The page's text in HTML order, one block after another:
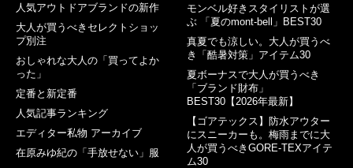
人気アウトドアブランドの新作
大人が買うべきセレクトショッ
プ別注
おしゃれな大人の「買ってよか
った」
定番と新定番
人気記事ランキング
エディター私物 アーカイブ
在原みゆ紀の「手放せない」服
モンベル好きスタイリストが選
ぶ 「夏のmont-bell」BEST30
真夏でも涼しい。大人が買うべ
き「酷暑対策」アイテム30
夏ボーナスで大人が買うべき
「ブランド財布」
BEST30【2026年最新】
【ゴアテックス】防水アウター
にスニーカーも。梅雨までに大
人が買うべきGORE-TEXアイテ
ム30